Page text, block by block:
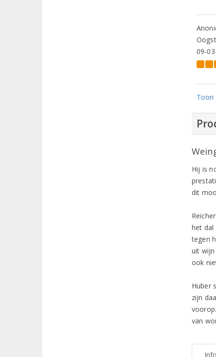
09-
Toon
Hij is
dit
het dal
tegen
uit
ook
Huber
zijn
van